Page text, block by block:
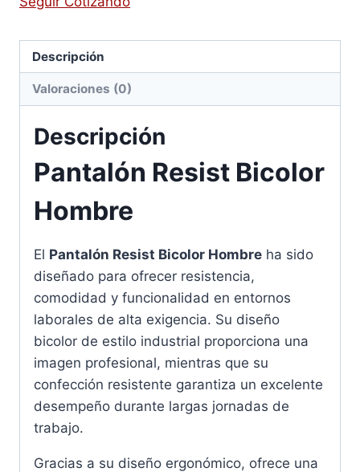
Descripción
Valoraciones (0)
Descripción
Pantalón Resist Bicolor
Hombre
El Pantalón Resist Bicolor Hombre ha sido
diseñado para ofrecer resistencia,
comodidad y funcionalidad en entornos
laborales de alta exigencia. Su diseño
bicolor de estilo industrial proporciona una
imagen profesional, mientras que su
confección resistente garantiza un excelente
desempeño durante largas jornadas de
trabajo.
Gracias a su diseño ergonómico, ofrece una